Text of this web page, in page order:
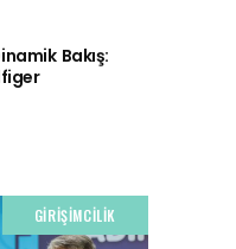
Bakış:
GIRIŞIMCILIK